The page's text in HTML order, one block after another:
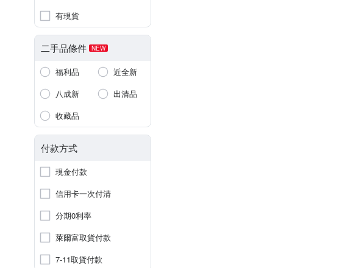
有現貨
二手品條件 NEW
福利品
近全新
八成新
出清品
收藏品
付款方式
現金付款
信用卡一次付清
分期0利率
萊爾富取貨付款
7-11取貨付款